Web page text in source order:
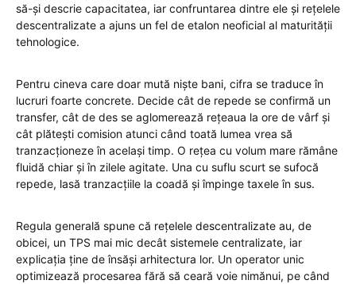
să-și descrie capacitatea, iar confruntarea dintre ele și rețelele
descentralizate a ajuns un fel de etalon neoficial al maturității
tehnologice.
Pentru cineva care doar mută niște bani, cifra se traduce în
lucruri foarte concrete. Decide cât de repede se confirmă un
transfer, cât de des se aglomerează rețeaua la ore de vârf și
cât plătești comision atunci când toată lumea vrea să
tranzacționeze în același timp. O rețea cu volum mare rămâne
fluidă chiar și în zilele agitate. Una cu suflu scurt se sufocă
repede, lasă tranzacțiile la coadă și împinge taxele în sus.
Regula generală spune că rețelele descentralizate au, de
obicei, un TPS mai mic decât sistemele centralizate, iar
explicația ține de însăși arhitectura lor. Un operator unic
optimizează procesarea fără să ceară voie nimănui, pe când